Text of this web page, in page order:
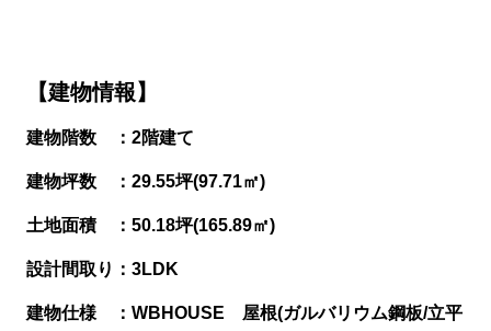
【建物情報】
建物階数 ：2階建て
建物坪数 ：29.55坪(97.71㎡)
土地面積 ：50.18坪(165.89㎡)
設計間取り：3LDK
建物仕様 ：WBHOUSE 屋根(ガルバリウム鋼板/立平